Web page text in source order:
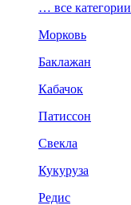
… все категории
Морковь
Баклажан
Кабачок
Патиссон
Свекла
Кукуруза
Редис